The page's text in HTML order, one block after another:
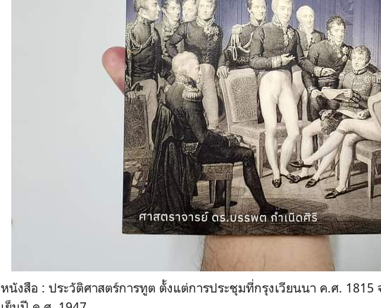
หนังสือ : ประวัติศาสตร์การทูต ตั้งแต่การประชุมที่กรุงเวียนนา ค.ศ. 1815